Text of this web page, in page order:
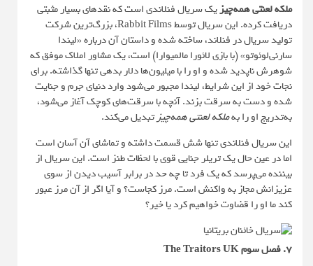
ملکه لعنتی همه‌چیزیک سریال فنلاندی است که نقدهای بسیار مثبتی
دریافت کرده. این سریال توسط Rabbit Films، بزرگ‌ترین شرکت
تولید سریال در فنلاند، ساخته شده و داستان آن درباره «لیندا
سارنی‌لوئوتو» (با بازی لائورا مالمیوارا) است، یک مشاور املاک موفق که
شوهرش ناپدید شده و او را با میلیون‌ها دلار بدهی تنها گذاشته. برای
نجات خود از این شرایط، لیندا مجبور می‌شود وارد دنیای جرم و جنایت
شده و دست به سرقت بزند. آنچه با سرقت‌های کوچک آغاز می‌شود،
به‌تدریج او را بهملکه لعنتی همه‌چیزتبدیل می‌کند.
این سریال فنلاندی تنها شش قسمت داشته و تماشای آن آسان است
اما در عین حال یک تریلر جنایی قوی با لحظات طنز است. این سریال از
بیننده می‌پرسد که یک فرد تا چه حد در برابر آسیب دیدن از سوی
عزیزانش مجاز به واکنش است. مرز کجاست؟ و آیا اگر از آن مرز عبور
کند ما او را قضاوت خواهیم کرد یا خیر؟
۷. فصل سوم The Traitors UK